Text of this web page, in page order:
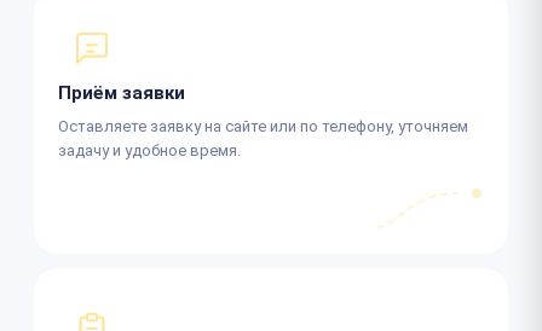
Приём заявки
Оставляете заявку на сайте или по телефону, уточняем
задачу и удобное время.